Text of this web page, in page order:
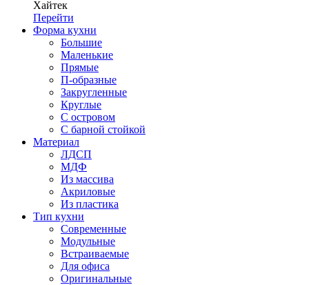
Хайтек
Перейти
Форма кухни
Большие
Маленькие
Прямые
П-образные
Закругленные
Круглые
С островом
С барной стойкой
Материал
ЛДСП
МДФ
Из массива
Акриловые
Из пластика
Тип кухни
Современные
Модульные
Встраиваемые
Для офиса
Оригинальные